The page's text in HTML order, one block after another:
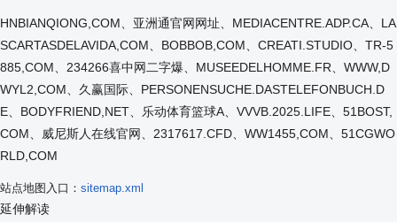
HNBIANQIONG,COM、亚洲通官网网址、MEDIACENTRE.ADP.CA、LA
SCARTASDELAVIDA,COM、BOBBOB,COM、CREATI.STUDIO、TR-5
885,COM、234266喜中网二字爆、MUSEEDELHOMME.FR、WWW,D
WYL2,COM、久赢国际、PERSONENSUCHE.DASTELEFONBUCH.D
E、BODYFRIEND,NET、乐动体育篮球A、VVVB.2025.LIFE、51BOST,
COM、威尼斯人在线官网、2317617.CFD、WW1455,COM、51CGWO
RLD,COM
站点地图入口： sitemap.xml
延伸解读